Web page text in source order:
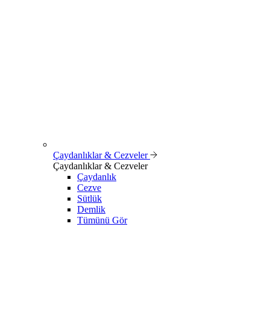
Çaydanlıklar & Cezveler
Çaydanlıklar & Cezveler
Çaydanlık
Cezve
Sütlük
Demlik
Tümünü Gör